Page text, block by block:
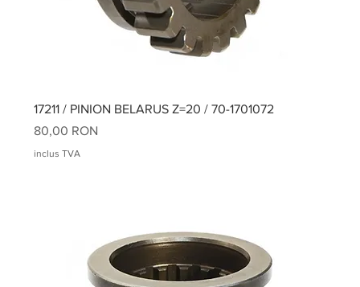
17211 / PINION BELARUS Z=20 / 70-1701072
Preț
80,00 RON
inclus TVA